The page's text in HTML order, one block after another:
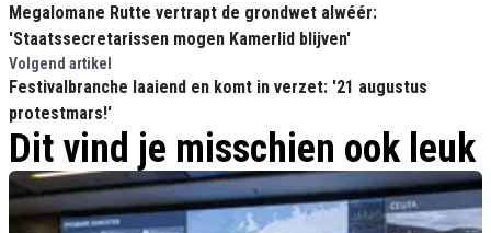
Megalomane Rutte vertrapt de grondwet alwéér:
'Staatssecretarissen mogen Kamerlid blijven'
Volgend artikel
Festivalbranche laaiend en komt in verzet: '21 augustus
protestmars!'
Dit vind je misschien ook leuk